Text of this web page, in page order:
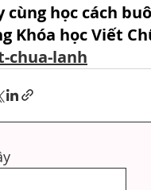
cùng học cách
Khóa học Viết
chua-lanh